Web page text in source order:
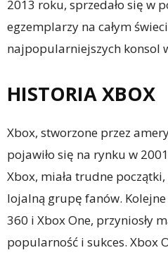
2013 roku, sprzedało się w
egzemplarzy na całym
najpopularniejszych konsol
HISTORIA XBOX
Xbox, stworzone przez
pojawiło się na rynku w
Xbox, miała trudne początki,
lojalną grupę fanów.
360 i Xbox One, przyniosły
popularność i sukces. Xbox